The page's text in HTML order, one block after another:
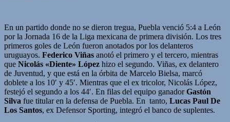
En un partido donde no se dieron tregua, Puebla venció 5:4 a León
por la Jornada 16 de la Liga mexicana de primera división. Los tres
primeros goles de León fueron anotados por los delanteros
uruguayos. Federico Viñas anotó el primero y el tercero, mientras
que Nicolás «Diente» López hizo el segundo. Viñas, ex delantero
de Juventud, y que está en la órbita de Marcelo Bielsa, marcó
doblete a los 10′ y 45′. Mientras que el ex tricolor, Nicolás López,
festejó el segundo a los 44′. En filas del equipo ganadorGastón
Silva fue titular en la defensa de Puebla. En tanto, Lucas Paul De
Los Santos, ex Defensor Sporting, integró el banco de suplentes.